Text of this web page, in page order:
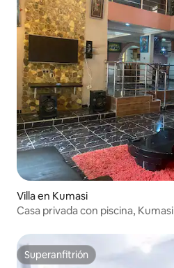
Villa en Kumasi
Casa privada con piscina, Kumasi
Superanfitrión
Superanfitrión